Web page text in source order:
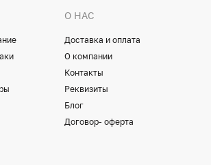
О НАС
Доставка и оплата
О компании
Контакты
Реквизиты
Блог
Договор- оферта